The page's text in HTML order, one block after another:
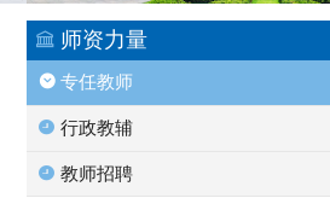
师资力量
专任教师
行政教辅
教师招聘